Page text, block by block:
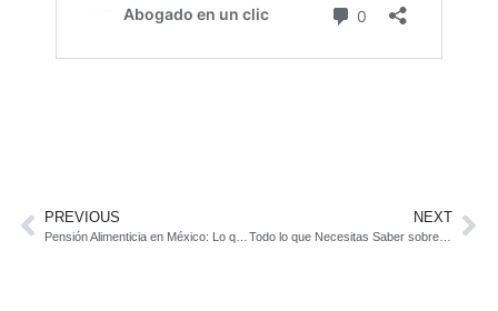
PREVIOUS NEXT
Todo lo que Necesitas Saber sobre la Custodia Compartida y cómo Podemos Ayudarte en Abogado en un Clic